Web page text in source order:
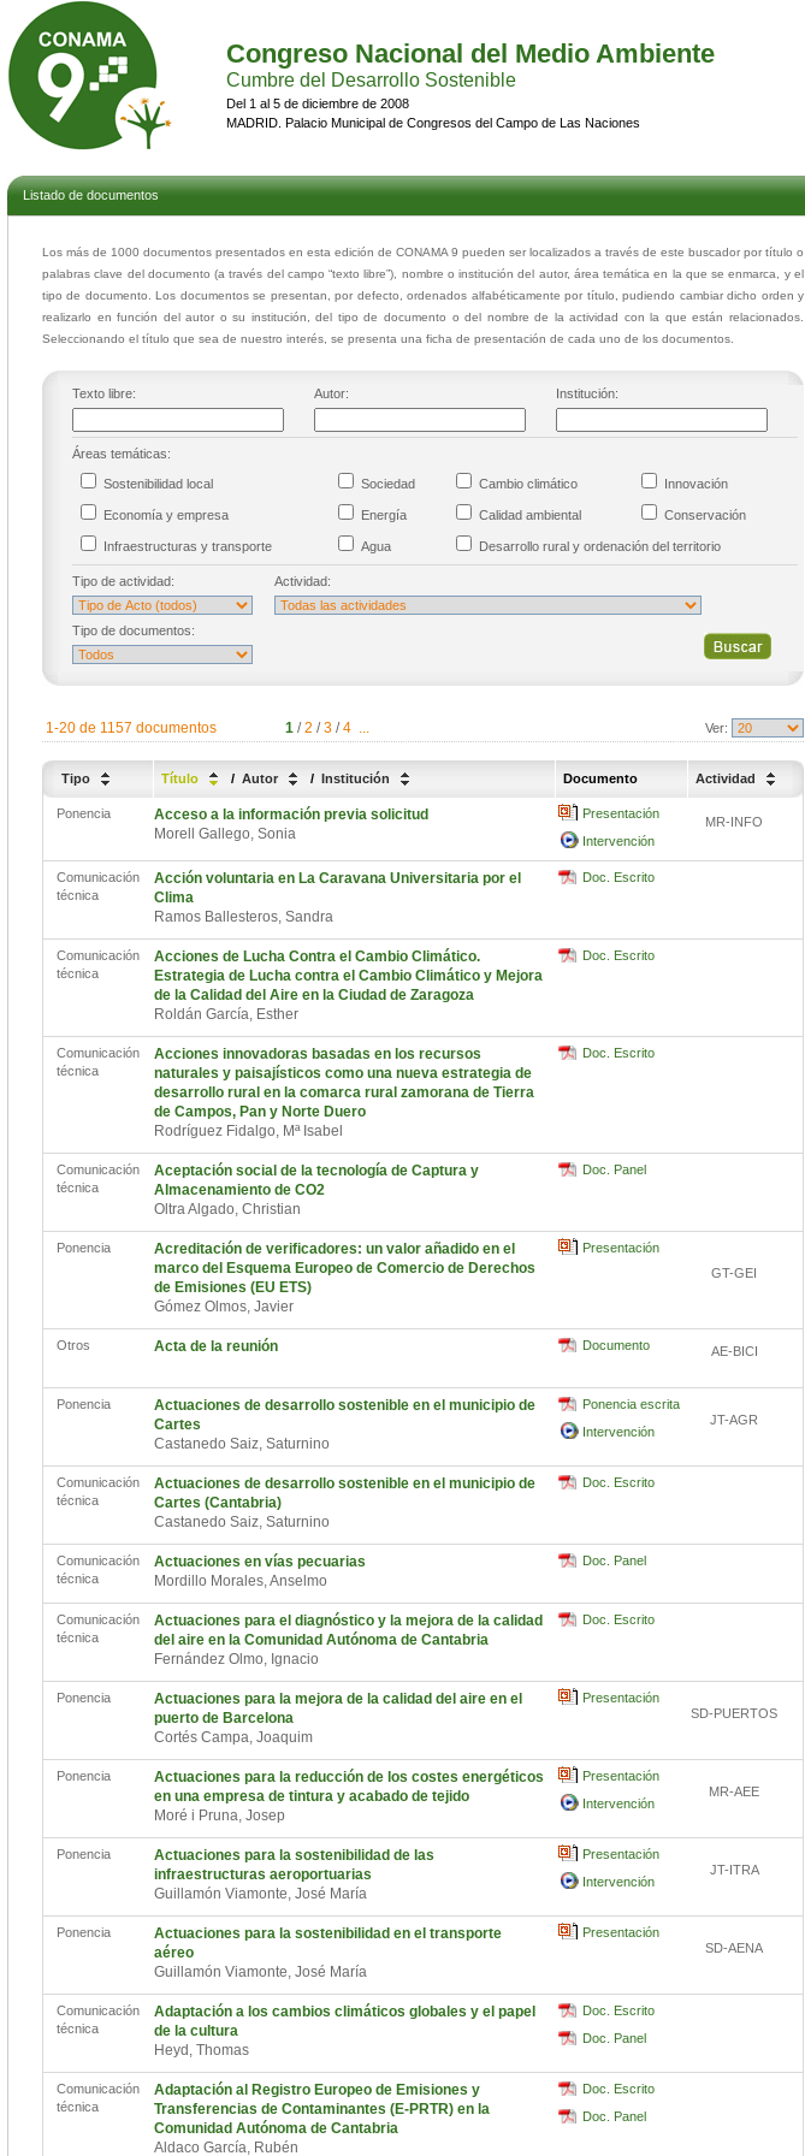
Congreso Nacional del Medio Ambiente
Cumbre del Desarrollo Sostenible
Del 1 al 5 de diciembre de 2008
MADRID. Palacio Municipal de Congresos del Campo de Las Naciones
Listado de documentos
Los más de 1000 documentos presentados en esta edición de CONAMA 9 pueden ser localizados a través de este buscador por título o
palabras clave del documento (a través del campo “texto libre”), nombre o institución del autor, área temática en la que se enmarca, y el
tipo de documento. Los documentos se presentan, por defecto, ordenados alfabéticamente por título, pudiendo cambiar dicho orden y
realizarlo en función del autor o su institución, del tipo de documento o del nombre de la actividad con la que están relacionados.
Seleccionando el título que sea de nuestro interés, se presenta una ficha de presentación de cada uno de los documentos.
Texto libre: Autor: Institución:
Áreas temáticas:
Sostenibilidad local Sociedad Cambio climático Innovación
Economía y empresa Energía Calidad ambiental Conservación
Infraestructuras y transporte Agua Desarrollo rural y ordenación del territorio
Tipo de actividad: Actividad:
Tipo de documentos:
1-20 de 1157 documentos 1 / 2 / 3 / 4 ... Ver:
Tipo Título / Autor / Institución Documento Actividad
Ponencia
Acceso a la información previa solicitud
Morell Gallego, Sonia
Presentación
Intervención
MR-INFO
Comunicación
técnica
Acción voluntaria en La Caravana Universitaria por el
Clima
Ramos Ballesteros, Sandra
Doc. Escrito
Comunicación
técnica
Acciones de Lucha Contra el Cambio Climático.
Estrategia de Lucha contra el Cambio Climático y Mejora
de la Calidad del Aire en la Ciudad de Zaragoza
Roldán García, Esther
Doc. Escrito
Comunicación
técnica
Acciones innovadoras basadas en los recursos
naturales y paisajísticos como una nueva estrategia de
desarrollo rural en la comarca rural zamorana de Tierra
de Campos, Pan y Norte Duero
Rodríguez Fidalgo, Mª Isabel
Doc. Escrito
Comunicación
técnica
Aceptación social de la tecnología de Captura y
Almacenamiento de CO2
Oltra Algado, Christian
Doc. Panel
Ponencia
Acreditación de verificadores: un valor añadido en el
marco del Esquema Europeo de Comercio de Derechos
de Emisiones (EU ETS)
Gómez Olmos, Javier
Presentación
GT-GEI
Otros Acta de la reunión Documento AE-BICI
Ponencia
Actuaciones de desarrollo sostenible en el municipio de
Cartes
Castanedo Saiz, Saturnino
Ponencia escrita
Intervención
JT-AGR
Comunicación
técnica
Actuaciones de desarrollo sostenible en el municipio de
Cartes (Cantabria)
Castanedo Saiz, Saturnino
Doc. Escrito
Comunicación
técnica
Actuaciones en vías pecuarias
Mordillo Morales, Anselmo
Doc. Panel
Comunicación
técnica
Actuaciones para el diagnóstico y la mejora de la calidad
del aire en la Comunidad Autónoma de Cantabria
Fernández Olmo, Ignacio
Doc. Escrito
Ponencia
Actuaciones para la mejora de la calidad del aire en el
puerto de Barcelona
Cortés Campa, Joaquim
Presentación
SD-PUERTOS
Ponencia
Actuaciones para la reducción de los costes energéticos
en una empresa de tintura y acabado de tejido
Moré i Pruna, Josep
Presentación
Intervención
MR-AEE
Ponencia
Actuaciones para la sostenibilidad de las
infraestructuras aeroportuarias
Guillamón Viamonte, José María
Presentación
Intervención
JT-ITRA
Ponencia
Actuaciones para la sostenibilidad en el transporte
aéreo
Guillamón Viamonte, José María
Presentación
SD-AENA
Comunicación
técnica
Adaptación a los cambios climáticos globales y el papel
de la cultura
Heyd, Thomas
Doc. Escrito
Doc. Panel
Comunicación
técnica
Adaptación al Registro Europeo de Emisiones y
Transferencias de Contaminantes (E-PRTR) en la
Comunidad Autónoma de Cantabria
Aldaco García, Rubén
Doc. Escrito
Doc. Panel